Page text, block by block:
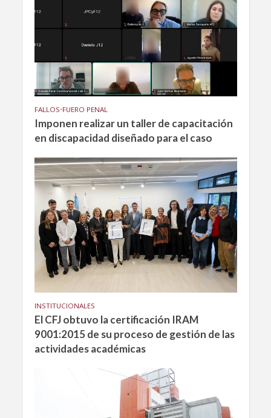
FALLOS•FUERO PENAL
Imponen realizar un taller de capacitación
en discapacidad diseñado para el caso
INSTITUCIONALES
El CFJ obtuvo la certificación IRAM
9001:2015 de su proceso de gestión de las
actividades académicas